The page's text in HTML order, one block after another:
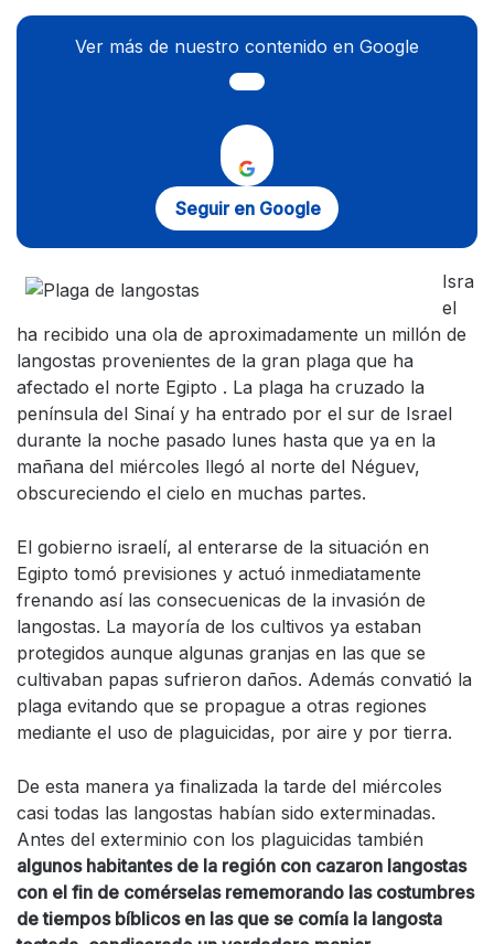
Ver más de nuestro contenido en Google
Seguir en Google
Isra
el
ha recibido una ola de aproximadamente un millón de
langostas provenientes de la gran plaga que ha
afectado el norte Egipto . La plaga ha cruzado la
península del Sinaí y ha entrado por el sur de Israel
durante la noche pasado lunes hasta que ya en la
mañana del miércoles llegó al norte del Néguev,
obscureciendo el cielo en muchas partes.
El gobierno israelí, al enterarse de la situación en
Egipto tomó previsiones y actuó inmediatamente
frenando así las consecuenicas de la invasión de
langostas. La mayoría de los cultivos ya estaban
protegidos aunque algunas granjas en las que se
cultivaban papas sufrieron daños. Además convatió la
plaga evitando que se propague a otras regiones
mediante el uso de plaguicidas, por aire y por tierra.
De esta manera ya finalizada la tarde del miércoles
casi todas las langostas habían sido exterminadas.
Antes del exterminio con los plaguicidas también
algunos habitantes de la región con cazaron langostas
con el fin de comérselas rememorando las costumbres
de tiempos bíblicos en las que se comía la langosta